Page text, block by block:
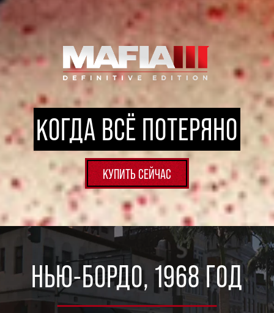
КОГДА ВСЁ ПОТЕРЯНО
КУПИТЬ СЕЙЧАС
НЬЮ-БОРДО, 1968 ГОД